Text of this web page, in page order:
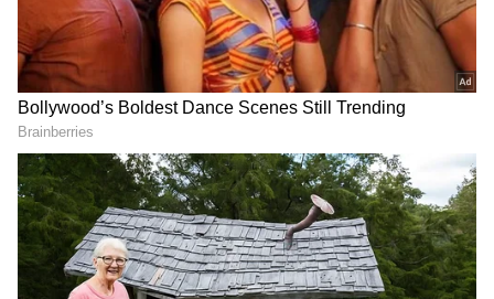
Image Credit :
ரூ.2.5 லட்சம் முதல் ரூ.7 லட்சம் வரை
பாதுகாப்பு
EDLI திட்டத்தின் கீழ் குறைந்தபட்சமாக ரூ.2.5
லட்சமும், அதிகபட்சமாக ரூ.7 லட்சமும்